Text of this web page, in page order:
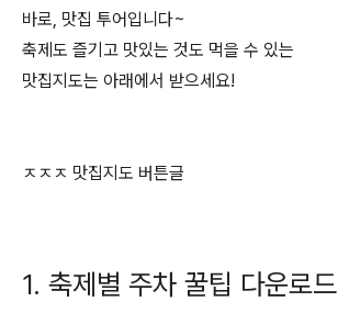
바로, 맛집 투어입니다~
축제도 즐기고 맛있는 것도 먹을 수 있는
맛집지도는 아래에서 받으세요!
ㅈㅈㅈ 맛집지도 버튼글
1. 축제별 주차 꿀팁 다운로드